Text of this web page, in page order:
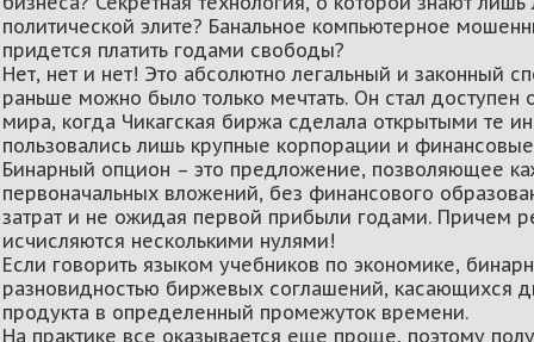
политической элите? Банальное компьютерное
придется платить годами свободы?
Нет, нет и нет! Это абсолютно легальный и законный
раньше можно было только мечтать. Он стал
мира, когда Чикагская биржа сделала открытыми те
пользовались лишь крупные корпорации и
Бинарный опцион – это предложение, позволяющее
первоначальных вложений, без финансового
затрат и не ожидая первой прибыли годами. Причем
исчисляются несколькими нулями!
Если говорить языком учебников по экономике,
разновидностью биржевых соглашений, касающихся
продукта в определенный промежуток времени.
На практике все оказывается еще проще, поэтому